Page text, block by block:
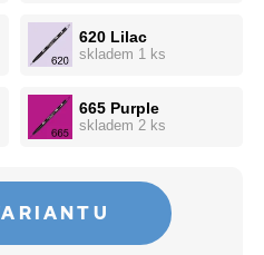
620 Lilac
skladem 1 ks
665 Purple
skladem 2 ks